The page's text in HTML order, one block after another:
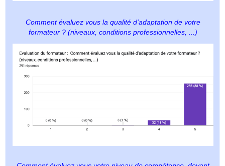
Comment évaluez vous la qualité d'adaptation de votre
formateur ? (niveaux, conditions professionnelles, ...)